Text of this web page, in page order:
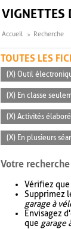
VIGNETTES
Accueil Recherche
TOUTES LES
(X) Outil
(X) En classe
(X) Activités
(X) En plusieurs
Votre
Vérifiez
Supprimez
garage à
Envisagez
que garage